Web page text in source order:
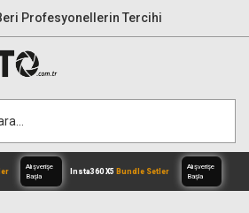
Profesyonellerin Tercihi